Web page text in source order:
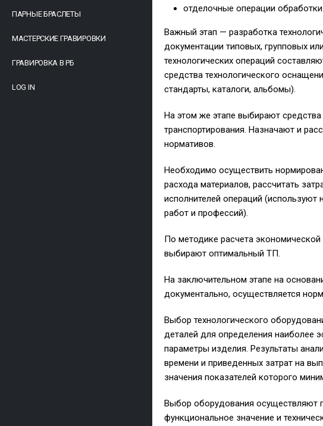
ПАРНЫЕ БРАСЛЕТЫ
МАСТЕРСКИЕ ГРАВИРОВКИ
ГРАВИРОВКА В РБ
LOG IN
отделочные операции
Важный этап — разработка
документации типовых, групповых
технологических операций
средства технологического
стандарты, каталоги, альбомы).
На этом же этапе выбирают
транспортирования. Назначают и
нормативов.
Необходимо осуществить
расхода материалов, рассчитать
исполнителей операций
работ и профессий).
По методике расчета
выбирают оптимальный ТП.
На заключительном этапе на
документально, осуществляется
Выбор технологического
деталей для определения наиболее
параметры изделия. Результаты
времени и приведенных затрат на
значения показателей которого
Выбор оборудования осуществляют
функциональное значение и